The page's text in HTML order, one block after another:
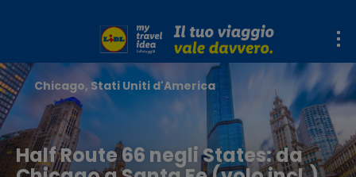
Half Route 66 negli States: da
Chicago, Stati Uniti d'America